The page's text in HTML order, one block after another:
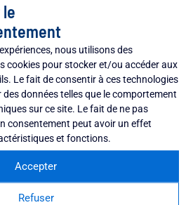
le
nous utilisons des
cookies pour stocker et/ou accéder aux
Le fait de consentir à ces technologies
données telles que le comportement
sur ce site. Le fait de ne pas
consentement peut avoir un effet
et fonctions.
Accepter
Refuser
Article suivant→